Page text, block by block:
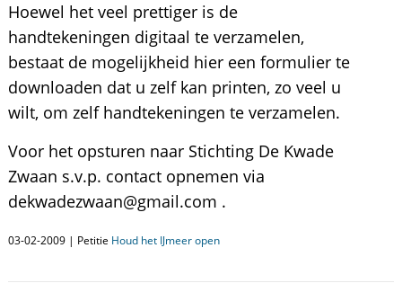
Hoewel het veel prettiger is de
handtekeningen digitaal te verzamelen,
bestaat de mogelijkheid hier een formulier te
downloaden dat u zelf kan printen, zo veel u
wilt, om zelf handtekeningen te verzamelen.
Voor het opsturen naar Stichting De Kwade
Zwaan s.v.p. contact opnemen via
dekwadezwaan@gmail.com .
03-02-2009 | Petitie Houd het IJmeer open